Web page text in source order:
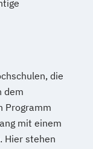
die
dem
Programm
mit einem
Hier stehen